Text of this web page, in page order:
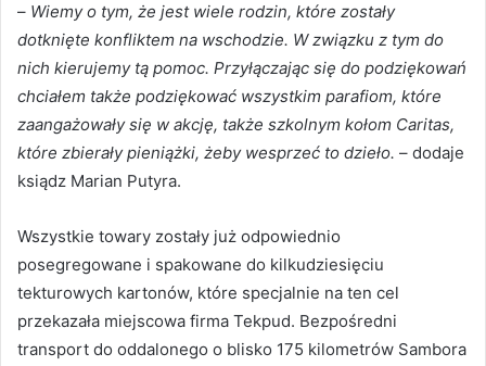
– Wiemy o tym, że jest wiele rodzin, które zostały
dotknięte konfliktem na wschodzie. W związku z tym do
nich kierujemy tą pomoc. Przyłączając się do podziękowań
chciałem także podziękować wszystkim parafiom, które
zaangażowały się w akcję, także szkolnym kołom Caritas,
które zbierały pieniążki, żeby wesprzeć to dzieło. – dodaje
ksiądz Marian Putyra.
Wszystkie towary zostały już odpowiednio
posegregowane i spakowane do kilkudziesięciu
tekturowych kartonów, które specjalnie na ten cel
przekazała miejscowa firma Tekpud. Bezpośredni
transport do oddalonego o blisko 175 kilometrów Sambora